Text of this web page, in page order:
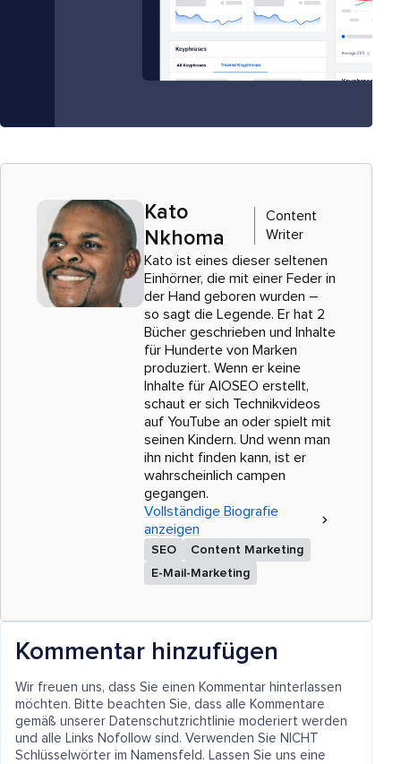
Kato
Nkhoma
Content
Writer
Kato ist eines dieser seltenen
Einhörner, die mit einer Feder in
der Hand geboren wurden –
so sagt die Legende. Er hat 2
Bücher geschrieben und Inhalte
für Hunderte von Marken
produziert. Wenn er keine
Inhalte für AIOSEO erstellt,
schaut er sich Technikvideos
auf YouTube an oder spielt mit
seinen Kindern. Und wenn man
ihn nicht finden kann, ist er
wahrscheinlich campen
gegangen.
Vollständige Biografie
anzeigen
SEO
Content Marketing
E-Mail-Marketing
Kommentar hinzufügen
Wir freuen uns, dass Sie einen Kommentar hinterlassen
möchten. Bitte beachten Sie, dass alle Kommentare
gemäß unserer Datenschutzrichtlinie moderiert werden
und alle Links Nofollow sind. Verwenden Sie NICHT
Schlüsselwörter im Namensfeld. Lassen Sie uns eine